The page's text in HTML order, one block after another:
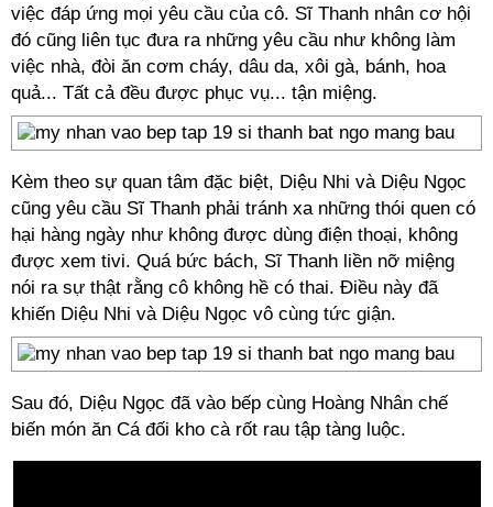
việc đáp ứng mọi yêu cầu của cô. Sĩ Thanh nhân cơ hội
đó cũng liên tục đưa ra những yêu cầu như không làm
việc nhà, đòi ăn cơm cháy, dâu da, xôi gà, bánh, hoa
quả... Tất cả đều được phục vụ... tận miệng.
Kèm theo sự quan tâm đặc biệt, Diệu Nhi và Diệu Ngọc
cũng yêu cầu Sĩ Thanh phải tránh xa những thói quen có
hại hàng ngày như không được dùng điện thoại, không
được xem tivi. Quá bức bách, Sĩ Thanh liền nỡ miệng
nói ra sự thật rằng cô không hề có thai. Điều này đã
khiến Diệu Nhi và Diệu Ngọc vô cùng tức giận.
Sau đó, Diệu Ngọc đã vào bếp cùng Hoàng Nhân chế
biến món ăn Cá đối kho cà rốt rau tập tàng luộc.